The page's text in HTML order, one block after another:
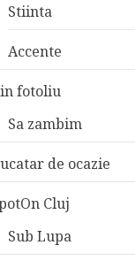
Stiinta
Accente
fotoliu
Sa zambim
de ocazie
Cluj
Sub Lupa